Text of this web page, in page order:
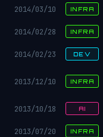
2014/03/10 INFRA
2014/02/28 INFRA
2014/02/23 DEV
2013/12/10 INFRA
2013/10/18 AI
2013/07/20 INFRA